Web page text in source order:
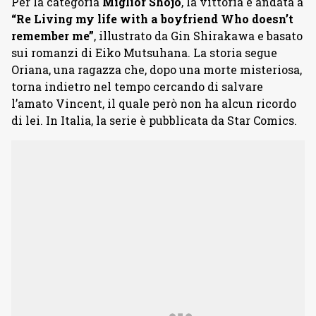
“Re Living my life with a boyfriend Who doesn’t
remember me”, illustrato da Gin Shirakawa e basato
sui romanzi di Eiko Mutsuhana. La storia segue
Oriana, una ragazza che, dopo una morte misteriosa,
torna indietro nel tempo cercando di salvare
l’amato Vincent, il quale però non ha alcun ricordo
di lei. In Italia, la serie è pubblicata da Star Comics.